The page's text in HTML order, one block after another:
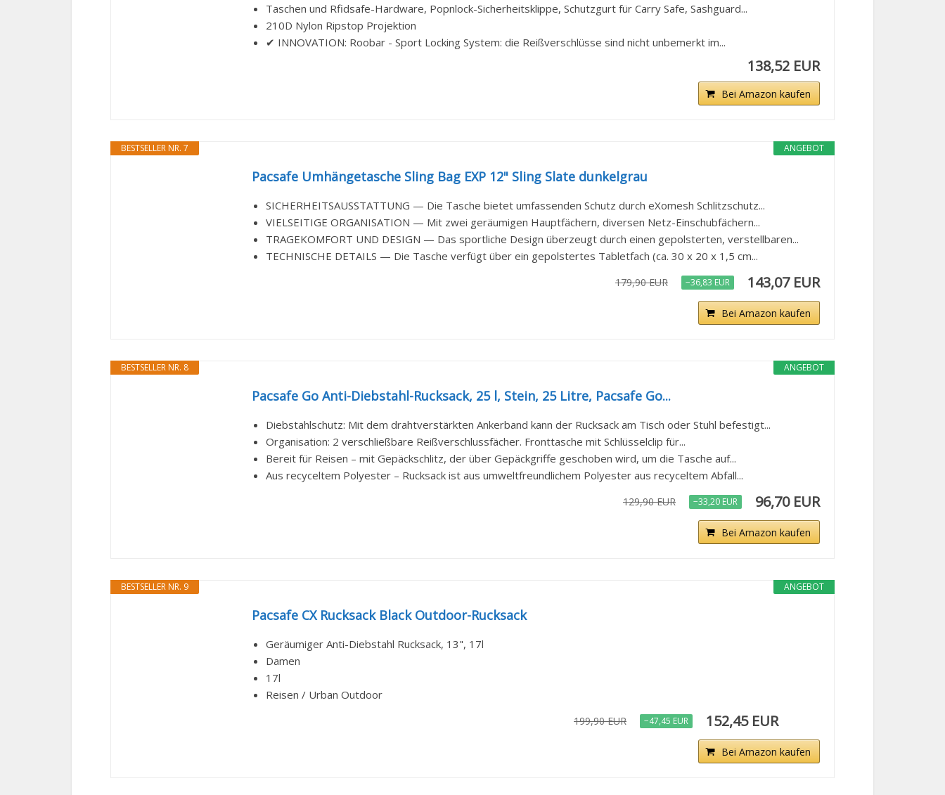
Taschen und Rfidsafe-Hardware, Popnlock-Sicherheitsklippe, Schutzgurt für Carry Safe, Sashguard...
210D Nylon Ripstop Projektion
✔ INNOVATION: Roobar - Sport Locking System: die Reißverschlüsse sind nicht unbemerkt im...
138,52 EUR
Bei Amazon kaufen
ANGEBOT
BESTSELLER NR. 7
Pacsafe Umhängetasche Sling Bag EXP 12" Sling Slate dunkelgrau
SICHERHEITSAUSSTATTUNG — Die Tasche bietet umfassenden Schutz durch eXomesh Schlitzschutz...
VIELSEITIGE ORGANISATION — Mit zwei geräumigen Hauptfächern, diversen Netz-Einschubfächern...
TRAGEKOMFORT UND DESIGN — Das sportliche Design überzeugt durch einen gepolsterten, verstellbaren...
TECHNISCHE DETAILS — Die Tasche verfügt über ein gepolstertes Tabletfach (ca. 30 x 20 x 1,5 cm...
179,90 EUR −36,83 EUR 143,07 EUR
Bei Amazon kaufen
ANGEBOT
BESTSELLER NR. 8
Pacsafe Go Anti-Diebstahl-Rucksack, 25 l, Stein, 25 Litre, Pacsafe Go...
Diebstahlschutz: Mit dem drahtverstärkten Ankerband kann der Rucksack am Tisch oder Stuhl befestigt...
Organisation: 2 verschließbare Reißverschlussfächer. Fronttasche mit Schlüsselclip für...
Bereit für Reisen – mit Gepäckschlitz, der über Gepäckgriffe geschoben wird, um die Tasche auf...
Aus recyceltem Polyester – Rucksack ist aus umweltfreundlichem Polyester aus recyceltem Abfall...
129,90 EUR −33,20 EUR 96,70 EUR
Bei Amazon kaufen
ANGEBOT
BESTSELLER NR. 9
Pacsafe CX Rucksack Black Outdoor-Rucksack
Geräumiger Anti-Diebstahl Rucksack, 13", 17l
Damen
17l
Reisen / Urban Outdoor
199,90 EUR −47,45 EUR 152,45 EUR
Bei Amazon kaufen